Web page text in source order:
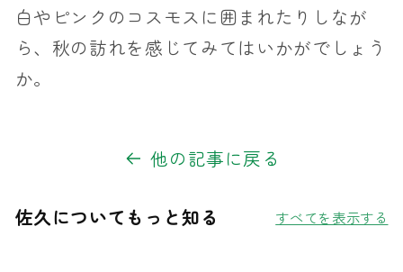
白やピンクのコスモスに囲まれたりしなが
ら、秋の訪れを感じてみてはいかがでしょう
か。
他の記事に戻る
佐久についてもっと知る すべてを表示する